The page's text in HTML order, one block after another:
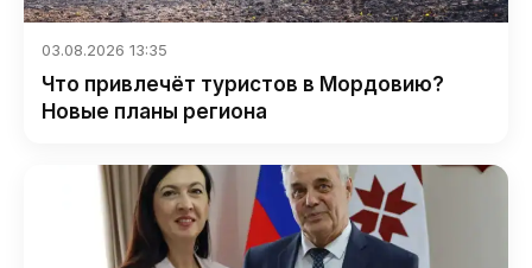
03.08.2026 13:35
Что привлечёт туристов в Мордовию?
Новые планы региона